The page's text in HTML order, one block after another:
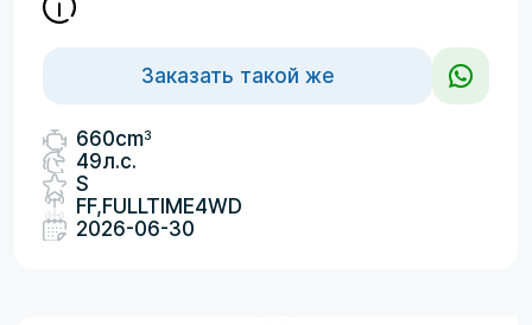
Заказать такой же
660cm3
49л.с.
S
FF,FULLTIME4WD
2026-06-30